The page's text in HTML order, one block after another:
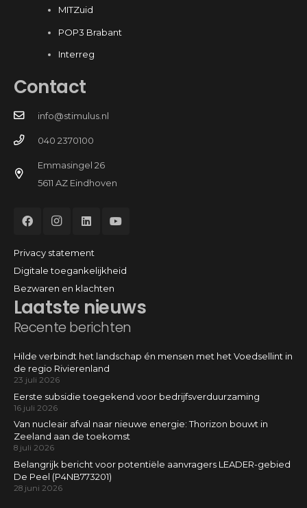
MITZuid
POP3 Brabant
Interreg
Laatste nieuws
Recente berichten
Hilde verbindt het landschap én mensen met het Voedsellint in
de regio Rivierenland
23 juli 2026
Eerste subsidie toegekend voor bedrijfsverduurzaming
16 juli 2026
Van nucleair afval naar nieuwe energie: Thorizon bouwt in
Zeeland aan de toekomst
8 juli 2026
Belangrijk bericht voor potentiële aanvragers LEADER-gebied
De Peel (P4NB773201)
28 juni 2026
Contact
info@stimulus.nl
040 2370100
Emmasingel 26
5611 AZ Eindhoven
Privacy statement
Digitale toegankelijkheid
Bezwaren en klachten